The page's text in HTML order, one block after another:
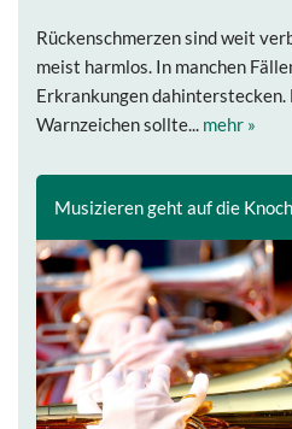
Rückenschmerzen sind weit
meist harmlos. In manchen
Erkrankungen
Warnzeichen sollte... mehr »
Musizieren geht auf die